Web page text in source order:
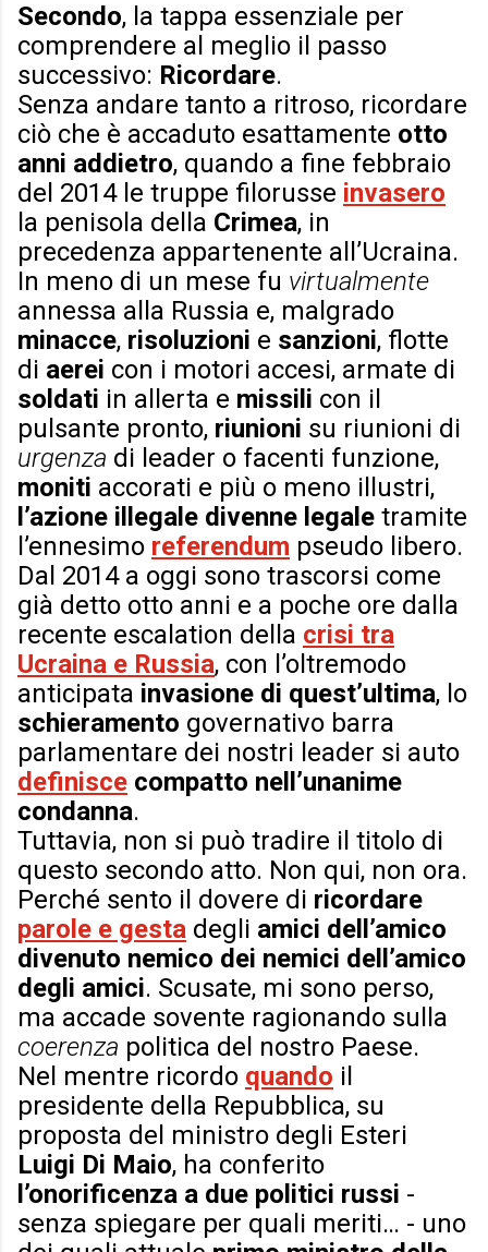
Secondo, la tappa essenziale per
comprendere al meglio il passo
successivo: Ricordare.
Senza andare tanto a ritroso, ricordare
ciò che è accaduto esattamente otto
anni addietro, quando a fine febbraio
del 2014 le truppe filorusse invasero
la penisola della Crimea, in
precedenza appartenente all’Ucraina.
In meno di un mese fu virtualmente
annessa alla Russia e, malgrado
minacce, risoluzioni e sanzioni, flotte
di aerei con i motori accesi, armate di
soldati in allerta e missili con il
pulsante pronto, riunioni su riunioni di
urgenza di leader o facenti funzione,
moniti accorati e più o meno illustri,
l’azione illegale divenne legale tramite
l’ennesimo referendum pseudo libero.
Dal 2014 a oggi sono trascorsi come
già detto otto anni e a poche ore dalla
recente escalation della crisi tra
Ucraina e Russia, con l’oltremodo
anticipata invasione di quest’ultima, lo
schieramento governativo barra
parlamentare dei nostri leader si auto
definisce compatto nell’unanime
condanna.
Tuttavia, non si può tradire il titolo di
questo secondo atto. Non qui, non ora.
Perché sento il dovere di ricordare
parole e gesta degli amici dell’amico
divenuto nemico dei nemici dell’amico
degli amici. Scusate, mi sono perso,
ma accade sovente ragionando sulla
coerenza politica del nostro Paese.
Nel mentre ricordo quando il
presidente della Repubblica, su
proposta del ministro degli Esteri
Luigi Di Maio, ha conferito
l’onorificenza a due politici russi -
senza spiegare per quali meriti… - uno